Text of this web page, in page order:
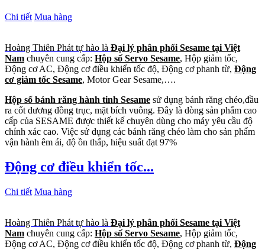
Chi tiết Mua hàng
Hoàng Thiên Phát tự hào là Đại lý phân phối Sesame tại Việt
Nam chuyên cung cấp: Hộp số Servo Sesame, Hộp giảm tốc,
Động cơ AC, Động cơ điều khiển tốc độ, Động cơ phanh từ, Động
cơ giảm tốc Sesame, Motor Gear Sesame,….
Hộp số bánh răng hành tinh Sesame sử dụng bánh răng chéo,đầu
ra cốt dương đồng trục, mặt bích vuông. Đây là dòng sản phẩm cao
cấp của SESAME được thiết kế chuyên dùng cho máy yêu cầu độ
chính xác cao. Việc sử dụng các bánh răng chéo làm cho sản phẩm
vận hành êm ái, độ ồn thấp, hiệu suất đạt 97%
Động cơ điều khiển tốc...
Chi tiết Mua hàng
Hoàng Thiên Phát tự hào là Đại lý phân phối Sesame tại Việt
Nam chuyên cung cấp: Hộp số Servo Sesame, Hộp giảm tốc,
Động cơ AC, Động cơ điều khiển tốc độ, Động cơ phanh từ, Động